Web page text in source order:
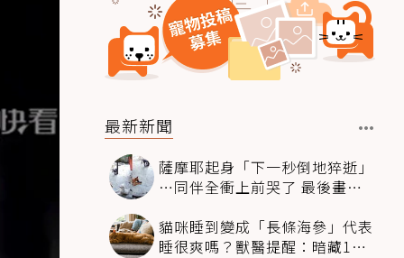
最新新聞
薩摩耶起身「下一秒倒地猝逝」
…同伴全衝上前哭了 最後畫面
貓咪睡到變成「長條海參」代表
睡很爽嗎？獸醫提醒：暗藏1種